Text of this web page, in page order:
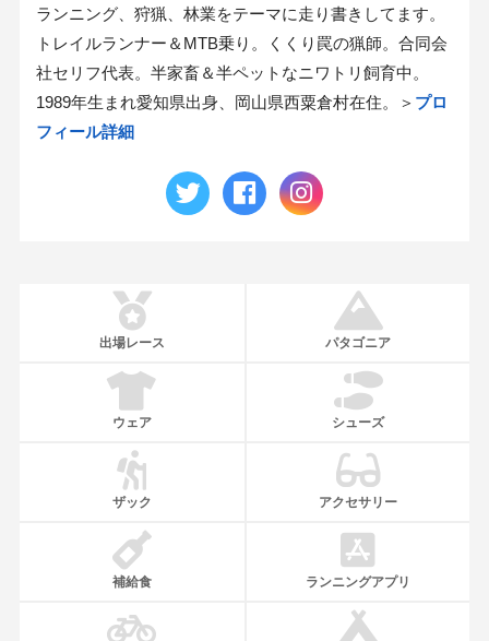
ランニング、狩猟、林業をテーマに走り書きしてます。
トレイルランナー＆MTB乗り。くくり罠の猟師。合同会
社セリフ代表。半家畜＆半ペットなニワトリ飼育中。
1989年生まれ愛知県出身、岡山県西粟倉村在住。＞ プロ
フィール詳細
出場レース パタゴニア
ウェア シューズ
ザック アクセサリー
補給食 ランニングアプリ